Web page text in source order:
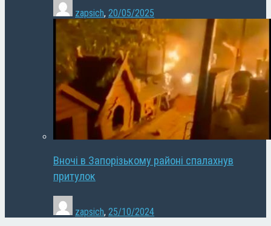
zapsich, 20/05/2025
Вночі в Запорізькому районі спалахнув
притулок
zapsich, 25/10/2024